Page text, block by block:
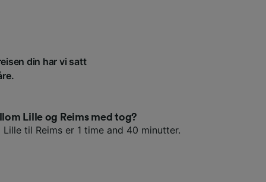
din har vi satt
Lille og Reims med tog?
til Reims er 1 time and 40 minutter.